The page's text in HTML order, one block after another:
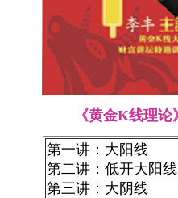
《黄金K线理
第一讲：大阳线
第二讲：低开大阳线
第三讲：大阴线